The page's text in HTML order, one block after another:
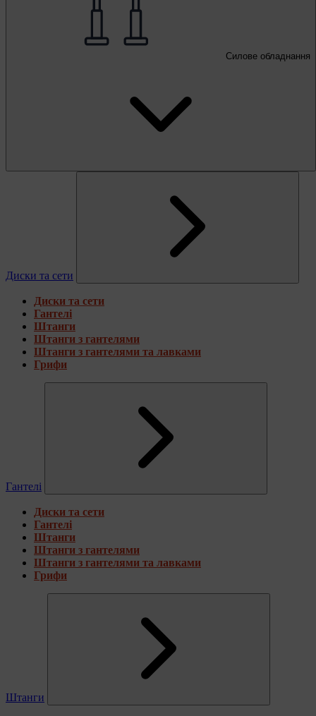
Силове обладнання
Диски та сети
Диски та сети
Гантелі
Штанги
Штанги з гантелями
Штанги з гантелями та лавками
Грифи
Гантелі
Диски та сети
Гантелі
Штанги
Штанги з гантелями
Штанги з гантелями та лавками
Грифи
Штанги